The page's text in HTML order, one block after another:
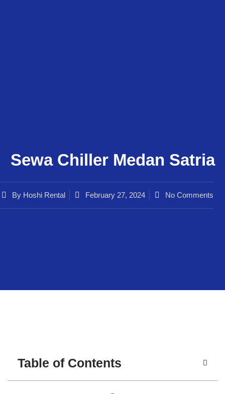
Sewa Chiller Medan Satria
By Hoshi Rental February 27, 2024 No Comments
Table of Contents